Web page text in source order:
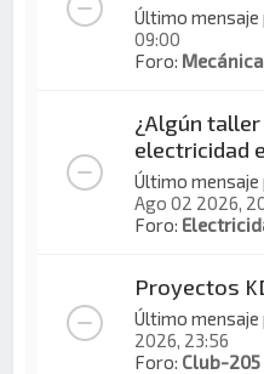
Último mensaje
09:00
Foro: Mecánica
¿Algún
electricidad
Último mensaje
Ago 02 2026,
Foro:
Proyectos
Último mensaje
2026, 23:56
Foro: Club-205